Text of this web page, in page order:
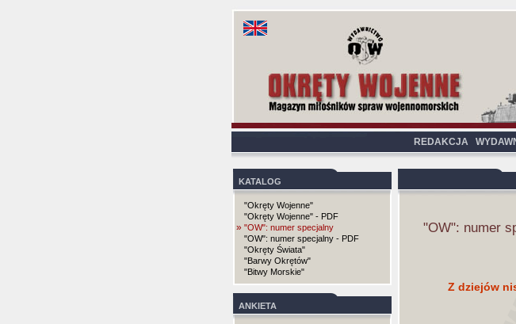
REDAKCJA
KATALOG
"Okręty Wojenne"
"Okręty Wojenne" - PDF
» "OW": numer specjalny
"OW": numer specjalny - PDF
"Okręty Świata"
"Barwy Okrętów"
"Bitwy Morskie"
ANKIETA
"OW": numer
Z dziejów